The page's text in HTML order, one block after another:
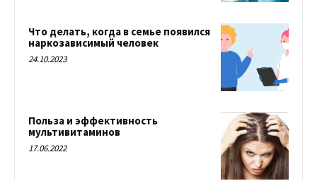
Что делать, когда в семье появился
наркозависимый человек
24.10.2023
Польза и эффективность
мультивитаминов
17.06.2022